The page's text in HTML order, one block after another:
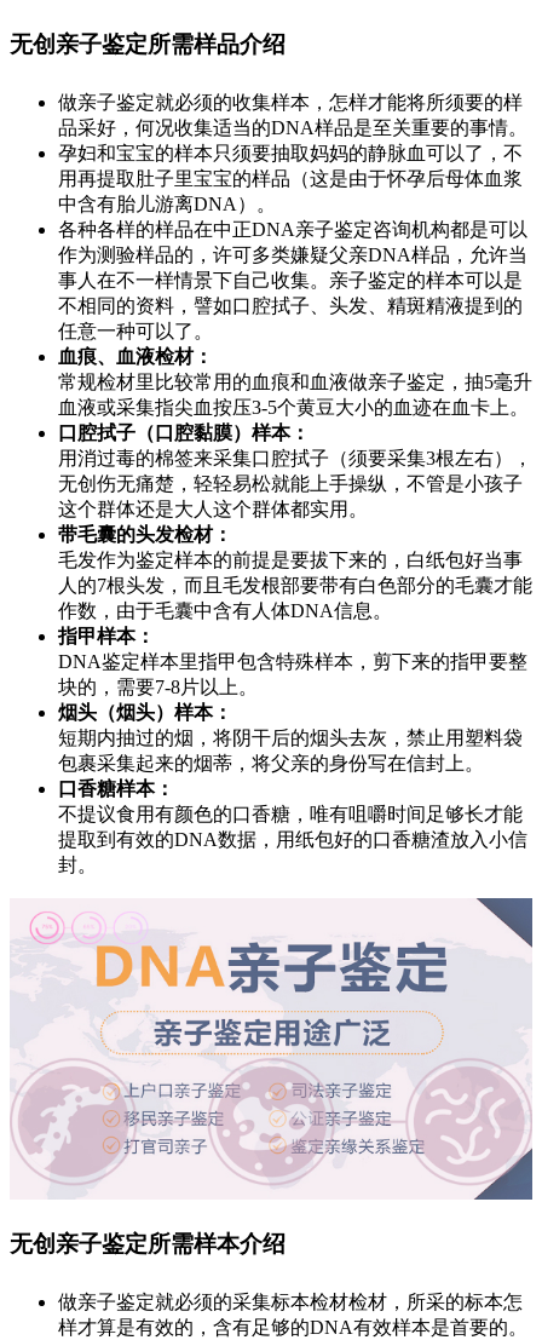
无创亲子鉴定所需样品介绍
做亲子鉴定就必须的收集样本，怎样才能将所须要的样
品采好，何况收集适当的DNA样品是至关重要的事情。
孕妇和宝宝的样本只须要抽取妈妈的静脉血可以了，不
用再提取肚子里宝宝的样品（这是由于怀孕后母体血浆
中含有胎儿游离DNA）。
各种各样的样品在中正DNA亲子鉴定咨询机构都是可以
作为测验样品的，许可多类嫌疑父亲DNA样品，允许当
事人在不一样情景下自己收集。亲子鉴定的样本可以是
不相同的资料，譬如口腔拭子、头发、精斑精液提到的
任意一种可以了。
血痕、血液检材：
常规检材里比较常用的血痕和血液做亲子鉴定，抽5毫升
血液或采集指尖血按压3-5个黄豆大小的血迹在血卡上。
口腔拭子（口腔黏膜）样本：
用消过毒的棉签来采集口腔拭子（须要采集3根左右），
无创伤无痛楚，轻轻易松就能上手操纵，不管是小孩子
这个群体还是大人这个群体都实用。
带毛囊的头发检材：
毛发作为鉴定样本的前提是要拔下来的，白纸包好当事
人的7根头发，而且毛发根部要带有白色部分的毛囊才能
作数，由于毛囊中含有人体DNA信息。
指甲样本：
DNA鉴定样本里指甲包含特殊样本，剪下来的指甲要整
块的，需要7-8片以上。
烟头（烟头）样本：
短期内抽过的烟，将阴干后的烟头去灰，禁止用塑料袋
包裹采集起来的烟蒂，将父亲的身份写在信封上。
口香糖样本：
不提议食用有颜色的口香糖，唯有咀嚼时间足够长才能
提取到有效的DNA数据，用纸包好的口香糖渣放入小信
封。
无创亲子鉴定所需样本介绍
做亲子鉴定就必须的采集标本检材检材，所采的标本怎
样才算是有效的，含有足够的DNA有效样本是首要的。